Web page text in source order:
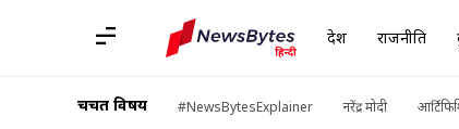
देश राजनीति
चर्चित विषय #NewsBytesExplainer नरेंद्र मोदी